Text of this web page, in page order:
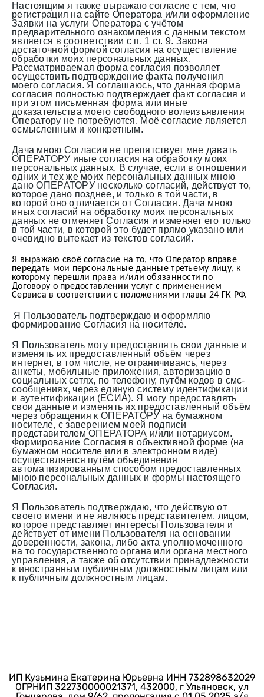
Настоящим я также выражаю согласие с тем, что
регистрация на сайте Оператора и/или оформление
Заявки на услуги Оператора с учётом
предварительного ознакомления с данным текстом
является в соответствии с п. 1 ст. 9. Закона
достаточной формой согласия на осуществление
обработки моих персональных данных.
Рассматриваемая форма согласия позволяет
осуществить подтверждение факта получения
моего согласия. Я соглашаюсь, что данная форма
согласия полностью подтверждает факт согласия и
при этом письменная форма или иные
доказательства моего свободного волеизъявления
Оператору не потребуются. Моё согласие является
осмысленным и конкретным.
Дача мною Согласия не препятствует мне давать
ОПЕРАТОРУ иные согласия на обработку моих
персональных данных. В случае, если в отношении
одних и тех же моих персональных данных мною
дано ОПЕРАТОРУ несколько согласий, действует то,
которое дано позднее, и только в той части, в
которой оно отличается от Согласия. Дача мною
иных согласий на обработку моих персональных
данных не отменяет Согласия и изменяет его только
в той части, в которой это будет прямо указано или
очевидно вытекает из текстов согласий.
Я выражаю своё согласие на то, что Оператор вправе
передать мои персональные данные третьему лицу, к
которому перешли права и/или обязанности по
Договору о предоставлении услуг с применением
Сервиса в соответствии с положениями главы 24 ГК РФ.
Я Пользователь подтверждаю и оформляю
формирование Согласия на носителе.
Я Пользователь могу предоставлять свои данные и
изменять их предоставленный объём через
интернет, в том числе, не ограничиваясь, через
анкеты, мобильные приложения, авторизацию в
социальных сетях, по телефону, путём кодов в смс-
сообщениях, через единую систему идентификации
и аутентификации (ЕСИА). Я могу предоставлять
свои данные и изменять их предоставленный объём
через обращения к ОПЕРАТОРУ на бумажном
носителе, с заверением моей подписи
представителем ОПЕРАТОРА и/или нотариусом.
Формирование Согласия в объективной форме (на
бумажном носителе или в электронном виде)
осуществляется путём объединения
автоматизированным способом предоставленных
мною персональных данных и формы настоящего
Согласия.
Я Пользователь подтверждаю, что действую от
своего имени и не являюсь представителем, лицом,
которое представляет интересы Пользователя и
действует от имени Пользователя на основании
доверенности, закона, либо акта уполномоченного
на то государственного органа или органа местного
управления, а также об отсутствии принадлежности
к иностранным публичным должностным лицам или
к публичным должностным лицам.
ИП Кузьмина Екатерина Юрьевна ИНН 732898632029
ОГРНИП 322730000021371, 432000, г Ульяновск, ул